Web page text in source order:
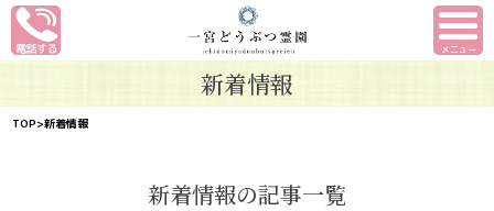
メニュー
新着情報
TOP>新着情報
新着情報の記事一覧